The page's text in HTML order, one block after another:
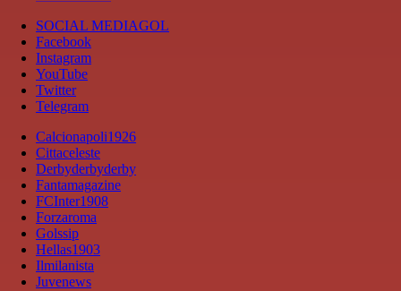
SOCIAL MEDIAGOL
Facebook
Instagram
YouTube
Twitter
Telegram
Calcionapoli1926
Cittaceleste
Derbyderbyderby
Fantamagazine
FCInter1908
Forzaroma
Golssip
Hellas1903
Ilmilanista
Juvenews